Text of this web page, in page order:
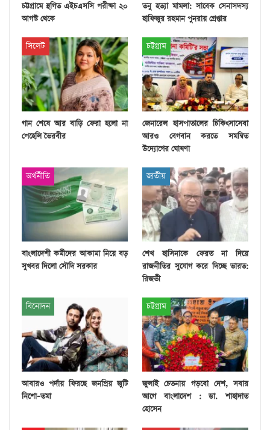
চট্টগ্রামে স্থগিত এইচএসসি পরীক্ষা ২০
আগস্ট থেকে
তনু হত্যা মামলা: সাবেক সেনাসদস্য
হাফিজুর রহমান পুনরায় গ্রেপ্তার
সিলেট
গান শেষে আর বাড়ি ফেরা হলো না
পেহেলি ভৈরবীর
চট্টগ্রাম
জেনারেল হাসপাতালের চিকিৎসাসেবা
আরও বেগবান করতে সমন্বিত
উদ্যোগের ঘোষণা
অর্থনীতি
বাংলাদেশী কর্মীদের আকামা নিয়ে বড়
সুখবর দিলো সৌদি সরকার
জাতীয়
শেখ হাসিনাকে ফেরত না দিয়ে
রাজনীতির সুযোগ করে দিচ্ছে ভারত:
রিজভী
বিনোদন
আবারও পর্দায় ফিরছে জনপ্রিয় জুটি
নিশো–তমা
চট্টগ্রাম
জুলাই চেতনায় গড়বো দেশ, সবার
আগে বাংলাদেশ : ডা. শাহাদাত
হোসেন